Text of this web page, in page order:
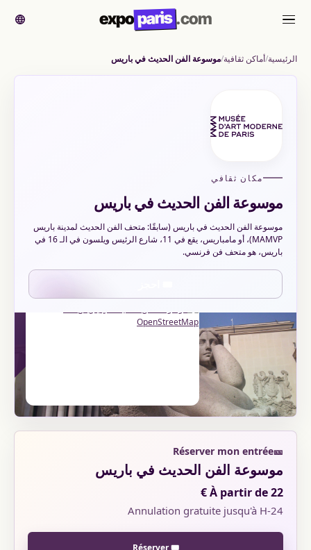
القائمة expoparis.com
الرئيسية أماكن ثقافية موسوعة الفن الحديث في باريس
مكان ثقافي
موسوعة الفن الحديث في باريس
موسوعة الفن الحديث في باريس (سابقًا: متحف الفن الحديث لمدينة باريس
MAMVP)، أو مامباريس، يقع في 11، شارع الرئيس ويلسون في الـ 16 في
باريس، هو متحف فن فرنسي.
🎫
Réserver mon entrée
موسوعة الفن الحديث في باريس
À partir de 22 €
Annulation gratuite jusqu'à H-24
🎟️ Réserver